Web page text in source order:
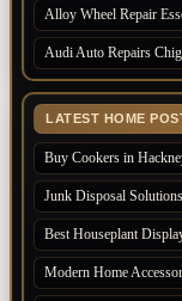
Alloy Wheel Repair
Audi Auto Repairs
LATEST HOME
Buy Cookers in
Junk Disposal
Best Houseplant
Modern Home